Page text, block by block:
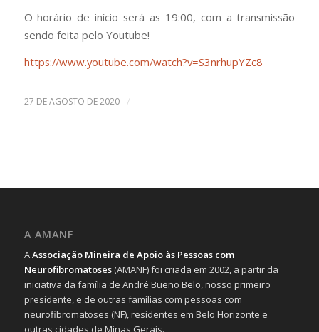
O horário de início será as 19:00, com a transmissão
sendo feita pelo Youtube!
https://www.youtube.com/watch?v=S3nrhupYZc8
27 DE AGOSTO DE 2020 /
A AMANF
AAssociação Mineira de Apoio às Pessoas com
Neurofibromatoses(AMANF) foi criada em 2002, a partir da
iniciativa da família de André Bueno Belo, nosso primeiro
presidente, e de outras famílias com pessoas com
neurofibromatoses (NF), residentes em Belo Horizonte e
outras cidades de Minas Gerais.